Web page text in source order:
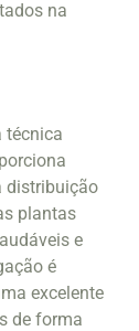
na
técnica
distribuição
plantas
e
é
excelente
de forma